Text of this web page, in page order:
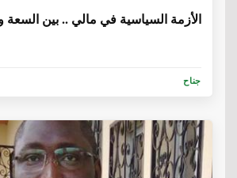
الأزمة السياسية في مالي .. بين السعة
جناح